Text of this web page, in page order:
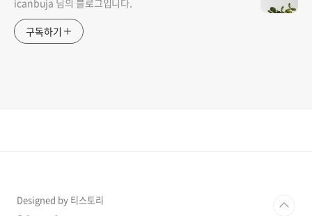
icanbuja 님의 블로그입니다.
구독하기
Designed by 티스토리